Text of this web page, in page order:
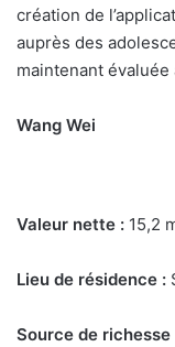
création de
auprès des
maintenant
Wang Wei
Valeur nette : 15,2
Lieu de résidence :
Source de richesse